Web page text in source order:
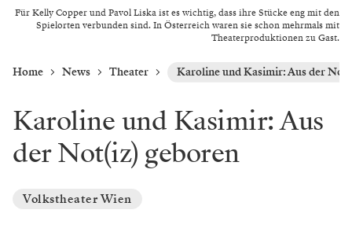
Für Kelly Copper und Pavol Liska ist es wichtig, dass ihre Stücke eng mit den
Spielorten verbunden sind. In Österreich waren sie schon mehrmals mit
Theaterproduktionen zu Gast.
Home News Theater Karoline und Kasimir: Aus der
Karoline und Kasimir: Aus
der Not(iz) geboren
Volkstheater Wien